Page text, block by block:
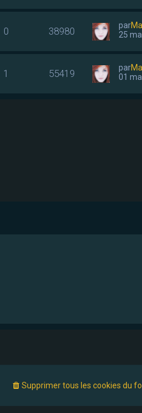
0 38980 par
25
1 55419 par
01
Supprimer tous les cookies du